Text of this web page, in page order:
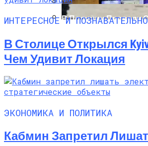
Трампа: Что Стоит На
Ужасающая
Обстановки
В Полиции Провели
ИНТЕРЕСНОЕ И
В Столице Открылся Kyiv
Чем Удивит Локация
ЭКОНОМИКА И ПОЛИТИКА
Кабмин Запретил